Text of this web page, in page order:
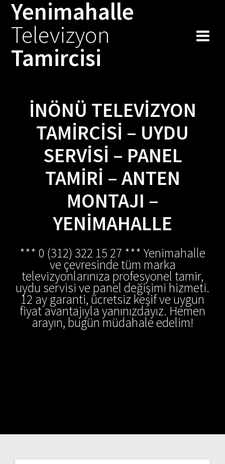
Skip
to
Yenimahalle
Televizyon
Tamircisi
İNÖNÜ TELEVIZYON
TAMIRCISI – UYDU
SERVISI – PANEL
TAMIRI – ANTEN
MONTAJI –
YENIMAHALLE
*** 0 (312) 322 15 27 *** Yenimahalle
ve çevresinde tüm marka
televizyonlarınıza profesyonel tamir,
uydu servisi ve panel değişimi hizmeti.
12 ay garanti, ücretsiz keşif ve uygun
fiyat avantajıyla yanınızdayız. Hemen
arayın, bugün müdahale edelim!